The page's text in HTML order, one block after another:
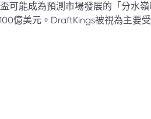
數據表現出韌性與聯準會緊
** 預計將持續出現板塊輪動與風格
被視為短
可能成為預測市場發展的「分水
億美元。DraftKings被視為主要
拓展，為即將到來的NFL賽季做